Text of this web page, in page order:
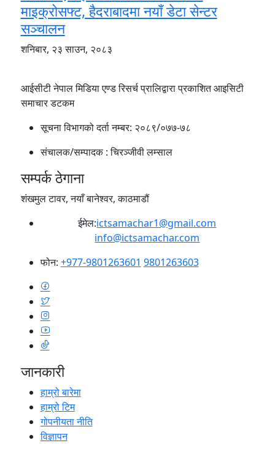
माइक्रोसफ्ट, हैदराबादमा नयाँ डेटा सेन्टर
सञ्चालन
शनिबार, २३ साउन, २०८३
आईसीटी नेपाल मिडिया एण्ड रिसर्च प्रालिद्वारा प्रकाशित आइसिटी
समाचार डटकम
सूचना विभागको दर्ता नम्बर: २०८९/०७७-७८
संचालक/सम्पादक :चिरञ्जीवी लम्साल
सम्पर्क ठेगाना
शंखमुल टावर, नयाँ बानेश्वर, काठमाडौं
ईमेल:ictsamachar1@gmail.com
info@ictsamachar.com
फोन: +977-9801263601 9801263603
जानकारी
हाम्रो बारेमा
हाम्रो टिम
गोपनीयता नीति
विज्ञापन